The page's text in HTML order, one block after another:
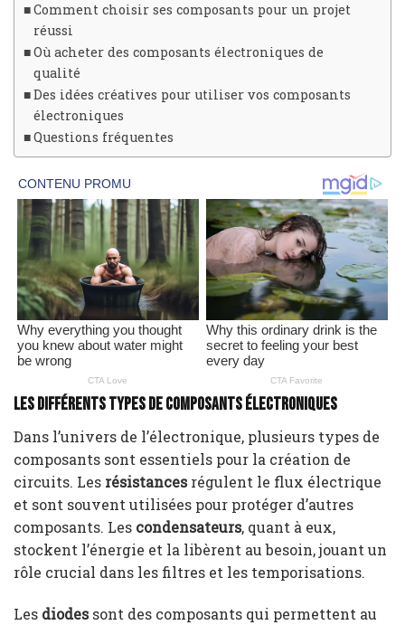
Comment choisir ses composants pour un projet
réussi
Où acheter des composants électroniques de
qualité
Des idées créatives pour utiliser vos composants
électroniques
Questions fréquentes
Les différents types de composants électroniques
Dans l’univers de l’électronique, plusieurs types de
composants sont essentiels pour la création de
circuits. Les résistancesrégulent le flux électrique
et sont souvent utilisées pour protéger d’autres
composants. Les condensateurs, quant à eux,
stockent l’énergie et la libèrent au besoin, jouant un
rôle crucial dans les filtres et les temporisations.
Les diodessont des composants qui permettent au